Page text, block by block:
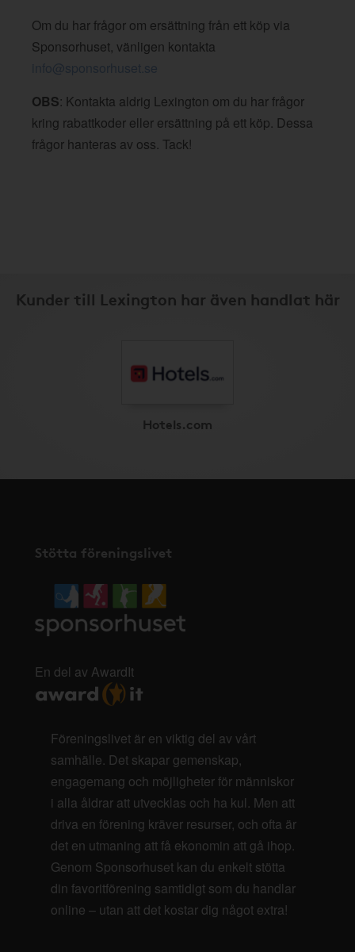
Om du har frågor om ersättning från ett köp via
Sponsorhuset, vänligen kontakta
info@sponsorhuset.se
OBS: Kontakta aldrig Lexington om du har frågor
kring rabattkoder eller ersättning på ett köp. Dessa
frågor hanteras av oss. Tack!
Kunder till Lexington har även handlat här
Hotels.com
Stötta föreningslivet
En del av AwardIt
Föreningslivet är en viktig del av vårt
samhälle. Det skapar gemenskap,
engagemang och möjligheter för människor
i alla åldrar att utvecklas och ha kul. Men att
driva en förening kräver resurser, och ofta är
det en utmaning att få ekonomin att gå ihop.
Genom Sponsorhuset kan du enkelt stötta
din favoritförening samtidigt som du handlar
online – utan att det kostar dig något extra!